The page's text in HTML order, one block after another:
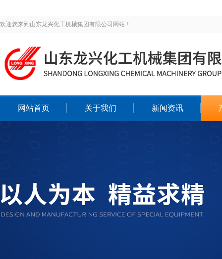
欢迎您来到山东龙兴化工机械集团有限公司网站！
网站首页 关于我们 新闻资讯